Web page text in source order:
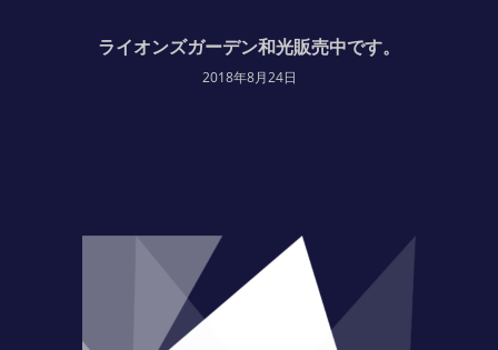
ライオンズガーデン和光販売中です。
2018年8月24日